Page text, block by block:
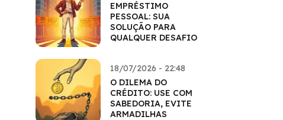
EMPRÉSTIMO
PESSOAL: SUA
SOLUÇÃO PARA
QUALQUER DESAFIO
18/07/2026 - 22:48
O DILEMA DO
CRÉDITO: USE COM
SABEDORIA, EVITE
ARMADILHAS